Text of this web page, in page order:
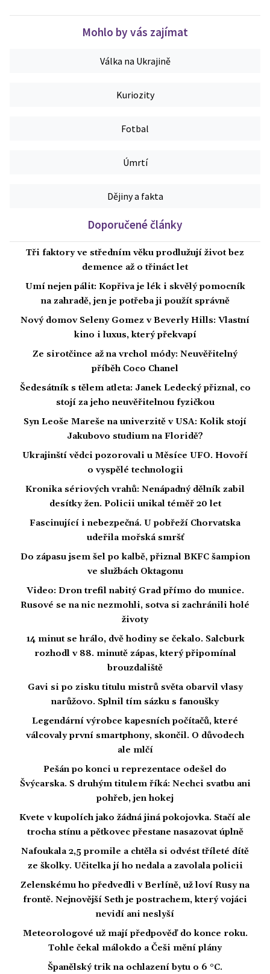
Mohlo by vás zajímat
Válka na Ukrajině
Kuriozity
Fotbal
Úmrtí
Dějiny a fakta
Doporučené články
Tři faktory ve středním věku prodlužují život bez
demence až o třináct let
Umí nejen pálit: Kopřiva je lék i skvělý pomocník
na zahradě, jen je potřeba ji použít správně
Nový domov Seleny Gomez v Beverly Hills: Vlastní
kino i luxus, který překvapí
Ze sirotčince až na vrchol módy: Neuvěřitelný
příběh Coco Chanel
Šedesátník s tělem atleta: Janek Ledecký přiznal, co
stojí za jeho neuvěřitelnou fyzičkou
Syn Leoše Mareše na univerzitě v USA: Kolik stojí
Jakubovo studium na Floridě?
Ukrajinští vědci pozorovali u Měsíce UFO. Hovoří
o vyspělé technologii
Kronika sériových vrahů: Nenápadný dělník zabil
desítky žen. Policii unikal téměř 20 let
Fascinující i nebezpečná. U pobřeží Chorvatska
udeřila mořská smršť
Do zápasu jsem šel po kalbě, přiznal BKFC šampion
ve službách Oktagonu
Video: Dron trefil nabitý Grad přímo do munice.
Rusové se na nic nezmohli, sotva si zachránili holé
životy
14 minut se hrálo, dvě hodiny se čekalo. Salcburk
rozhodl v 88. minutě zápas, který připomínal
brouzdaliště
Gavi si po zisku titulu mistrů světa obarvil vlasy
narůžovo. Splnil tím sázku s fanoušky
Legendární výrobce kapesních počítačů, které
válcovaly první smartphony, skončil. O důvodech
ale mlčí
Pešán po konci u reprezentace odešel do
Švýcarska. S druhým titulem říká: Nechci svatbu ani
pohřeb, jen hokej
Kvete v kupolích jako žádná jiná pokojovka. Stačí ale
trocha stínu a pětkovec přestane nasazovat úplně
Nafoukala 2,5 promile a chtěla si odvést tříleté dítě
ze školky. Učitelka jí ho nedala a zavolala policii
Zelenskému ho předvedli v Berlíně, už loví Rusy na
frontě. Nejnovější Seth je postrachem, který vojáci
nevidí ani neslyší
Meteorologové už mají předpověď do konce roku.
Tohle čekal málokdo a Češi mění plány
Španělský trik na ochlazení bytu o 6 °C.